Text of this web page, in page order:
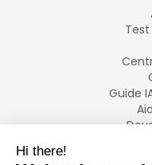
Guide